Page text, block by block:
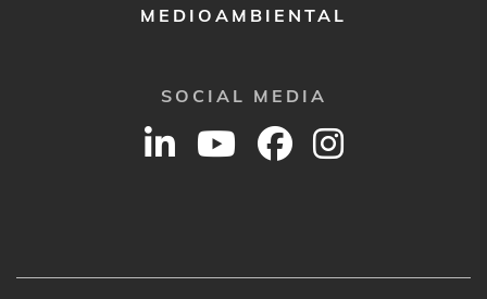
MEDIOAMBIENTAL
SOCIAL MEDIA